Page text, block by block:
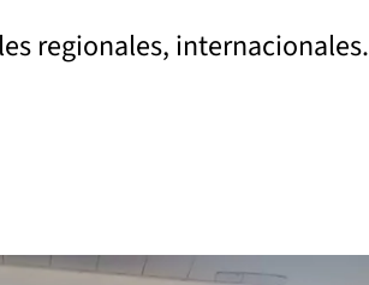
regionales, internacionales.